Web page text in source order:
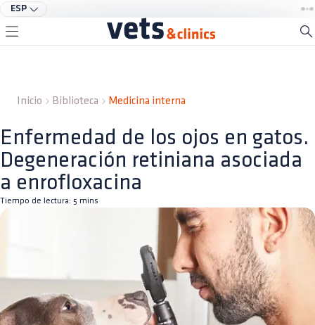
ESP
Inicio Biblioteca Medicina interna
Enfermedad de los ojos en gatos.
Degeneración retiniana asociada
a enrofloxacina
Tiempo de lectura: 5 mins